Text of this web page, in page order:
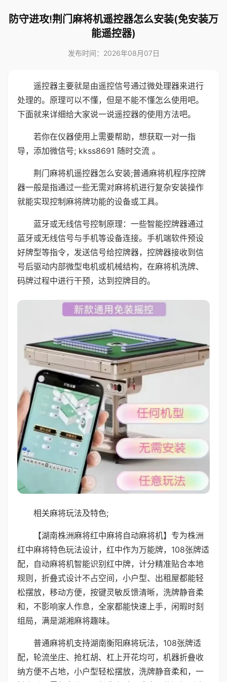
防守进攻!荆门麻将机遥控器怎么安装(免安装万
能遥控器)
发布时间：2026年08月07日
遥控器主要就是由遥控信号通过微处理器来进行
处理的。原理可以不懂，但是不能不懂怎么使用吧。
下面就来详细给大家说一说遥控器的使用方法吧。
若你在仪器使用上需要帮助，想获取一对一指
导，添加微信号; kkss8691 随时交流 。
荆门麻将机遥控器怎么安装;普通麻将机程序控牌
器一般是指通过一些无需对麻将机进行复杂安装操作
就能实现控制麻将牌功能的设备或工具。
蓝牙或无线信号控制原理：一些智能控牌器通过
蓝牙或无线信号与手机等设备连接。手机端软件预设
好牌型等指令，发送信号给控牌器，控牌器接收到信
号后驱动内部微型电机或机械结构，在麻将机洗牌、
码牌过程中进行干预，达到控牌目的。
相关麻将玩法及特色;
【湖南株洲麻将红中麻将自动麻将机】专为株洲
红中麻将特色玩法设计，红中作为万能牌，108张牌适
配，自动麻将机智能识别红中牌，计分精准贴合本地
规则，折叠式设计不占空间，小户型、出租屋都能轻
松摆放，移动方便，按键灵敏反馈清晰，洗牌静音柔
和，不影响家人作息，全家都能快速上手，闲暇时刻
组局，满是湖湘麻将趣味。
普通麻将机支持湖南衡阳麻将玩法，108张牌适
配，轮流坐庄、抢杠胡、杠上开花均可，机器折叠收
纳方便不占地，小户型轻松摆放，洗牌静音柔和，一